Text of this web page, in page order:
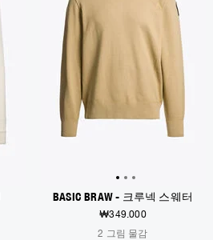
BASIC BRAW - 크루넥 스웨터
₩349.000
2 그림 물감